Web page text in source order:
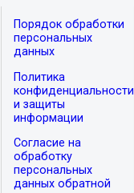
Порядок обработки
персональных
данных
Политика
конфиденциальности
и защиты
информации
Согласие на
обработку
персональных
данных обратной